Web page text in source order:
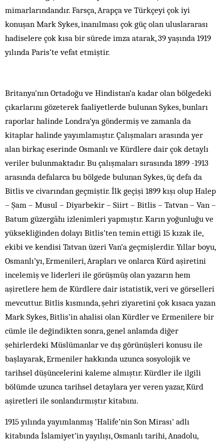
mimarlarındandır. Farsça, Arapça ve Türkçeyi çok iyi
konuşan Mark Sykes, inanılması çok güç olan uluslararası
hadiselere çok kısa bir sürede imza atarak, 39 yaşında 1919
yılında Paris’te vefat etmiştir.
Britanya’nın Ortadoğu ve Hindistan’a kadar olan bölgedeki
çıkarlarını gözeterek faaliyetlerde bulunan Sykes, bunları
raporlar halinde Londra’ya göndermiş ve zamanla da
kitaplar halinde yayımlamıştır. Çalışmaları arasında yer
alan birkaç eserinde Osmanlı ve Kürdlere dair çok detaylı
veriler bulunmaktadır. Bu çalışmaları sırasında 1899 -1913
arasında defalarca bu bölgede bulunan Sykes, üç defa da
Bitlis ve civarından geçmiştir. İlk geçişi 1899 kışı olup Halep
– Şam – Musul – Diyarbekir – Siirt – Bitlis – Tatvan – Van –
Batum güzergâhı izlenimleri yapmıştır. Karın yoğunluğu ve
yüksekliğinden dolayı Bitlis’ten temin ettiği 15 kızak ile,
ekibi ve kendisi Tatvan üzeri Van’a geçmişlerdir. Yıllar boyu,
Osmanlı’yı, Ermenileri, Arapları ve onlarca Kürd aşiretini
incelemiş ve liderleri ile görüşmüş olan yazarın hem
aşiretlere hem de Kürdlere dair istatistik, veri ve görselleri
mevcuttur. Bitlis kısmında, şehri ziyaretini çok kısaca yazan
Mark Sykes, Bitlis’in ahalisi olan Kürdler ve Ermenilere bir
cümle ile değindikten sonra, genel anlamda diğer
şehirlerdeki Müslümanlar ve dış görünüşleri konusu ile
başlayarak, Ermeniler hakkında uzunca sosyolojik ve
tarihsel düşüncelerini kaleme almıştır. Kürdler ile ilgili
bölümde uzunca tarihsel detaylara yer veren yazar, Kürd
aşiretleri ile sonlandırmıştır kitabını.
1915 yılında yayımlanmış ‘Halife’nin Son Mirası’ adlı
kitabında İslamiyet’in yayılışı, Osmanlı tarihi, Anadolu,